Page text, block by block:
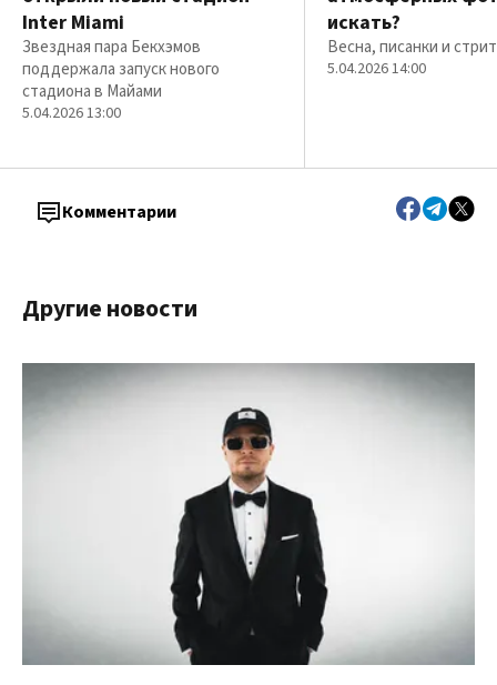
Inter Miami
Звездная пара Бекхэмов
поддержала запуск нового
стадиона в Майами
5.04.2026 13:00
искать?
Весна, писанки и
5.04.2026 14:00
Комментарии
Другие новости